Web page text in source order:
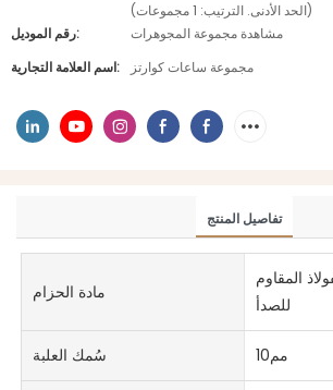
(الحد الأدنى. الترتيب: 1 مجموعات)
رقم الموديل:
مشاهدة مجموعة المجوهرات
اسم العلامة التجارية:
مجموعة ساعات كوارتز
تفاصيل المنتج
مادة الحزام
المقاوم
للصدأ
سُمك العلبة مم10